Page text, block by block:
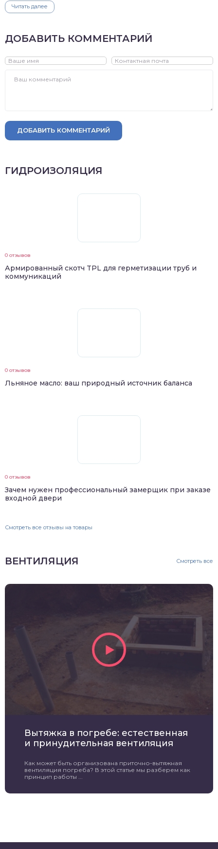
Читать далее
ДОБАВИТЬ КОММЕНТАРИЙ
ДОБАВИТЬ КОММЕНТАРИЙ
ГИДРОИЗОЛЯЦИЯ
0 отзывов
Армированный скотч TPL для герметизации труб и
коммуникаций
0 отзывов
Льняное масло: ваш природный источник баланса
0 отзывов
Зачем нужен профессиональный замерщик при заказе
входной двери
Смотреть все отзывы на товары
ВЕНТИЛЯЦИЯ Смотреть все
Вытяжка в погребе: естественная
и принудительная вентиляция
Как может быть организована приточно-вытяжная
вентиляция погреба? В этой статье мы разберем как
принцип работы ...